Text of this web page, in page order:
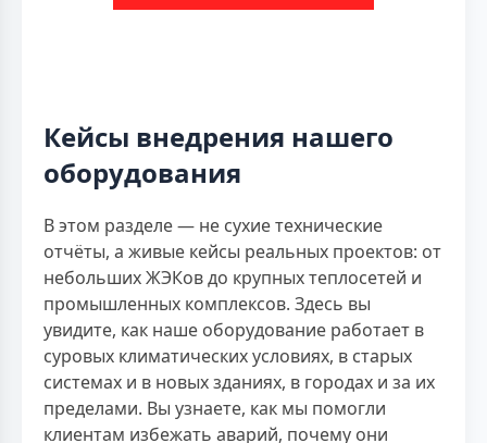
Кейсы внедрения нашего
оборудования
В этом разделе — не сухие технические
отчёты, а живые кейсы реальных проектов: от
небольших ЖЭКов до крупных теплосетей и
промышленных комплексов. Здесь вы
увидите, как наше оборудование работает в
суровых климатических условиях, в старых
системах и в новых зданиях, в городах и за их
пределами. Вы узнаете, как мы помогли
клиентам избежать аварий, почему они